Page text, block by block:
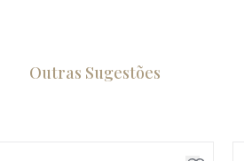
Outras Sugestões